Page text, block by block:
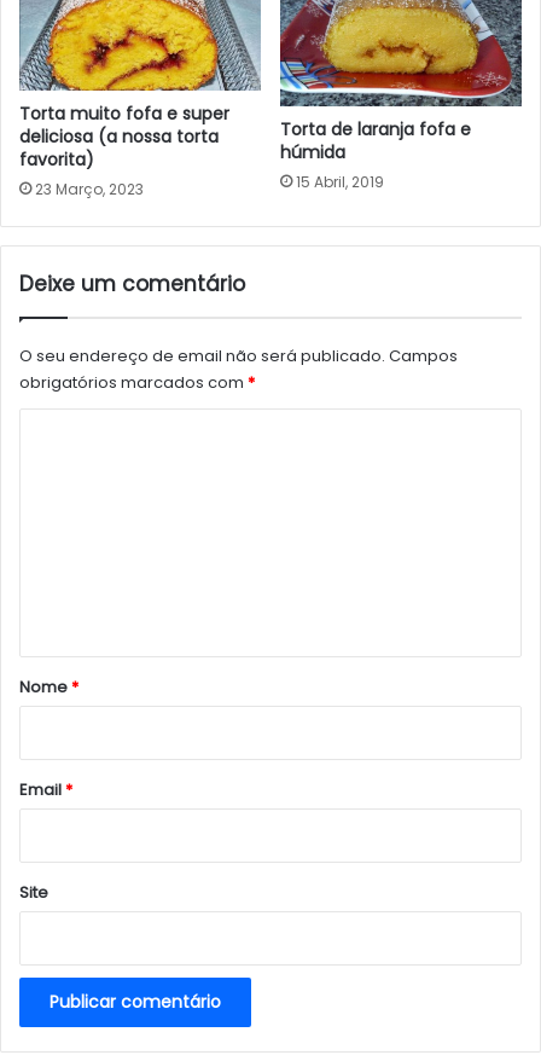
Torta muito fofa e super
deliciosa (a nossa torta
favorita)
23 Março, 2023
Torta de laranja fofa e
húmida
15 Abril, 2019
Deixe um comentário
O seu endereço de email não será publicado. Campos
obrigatórios marcados com *
r
*
Nome*
Email*
Site